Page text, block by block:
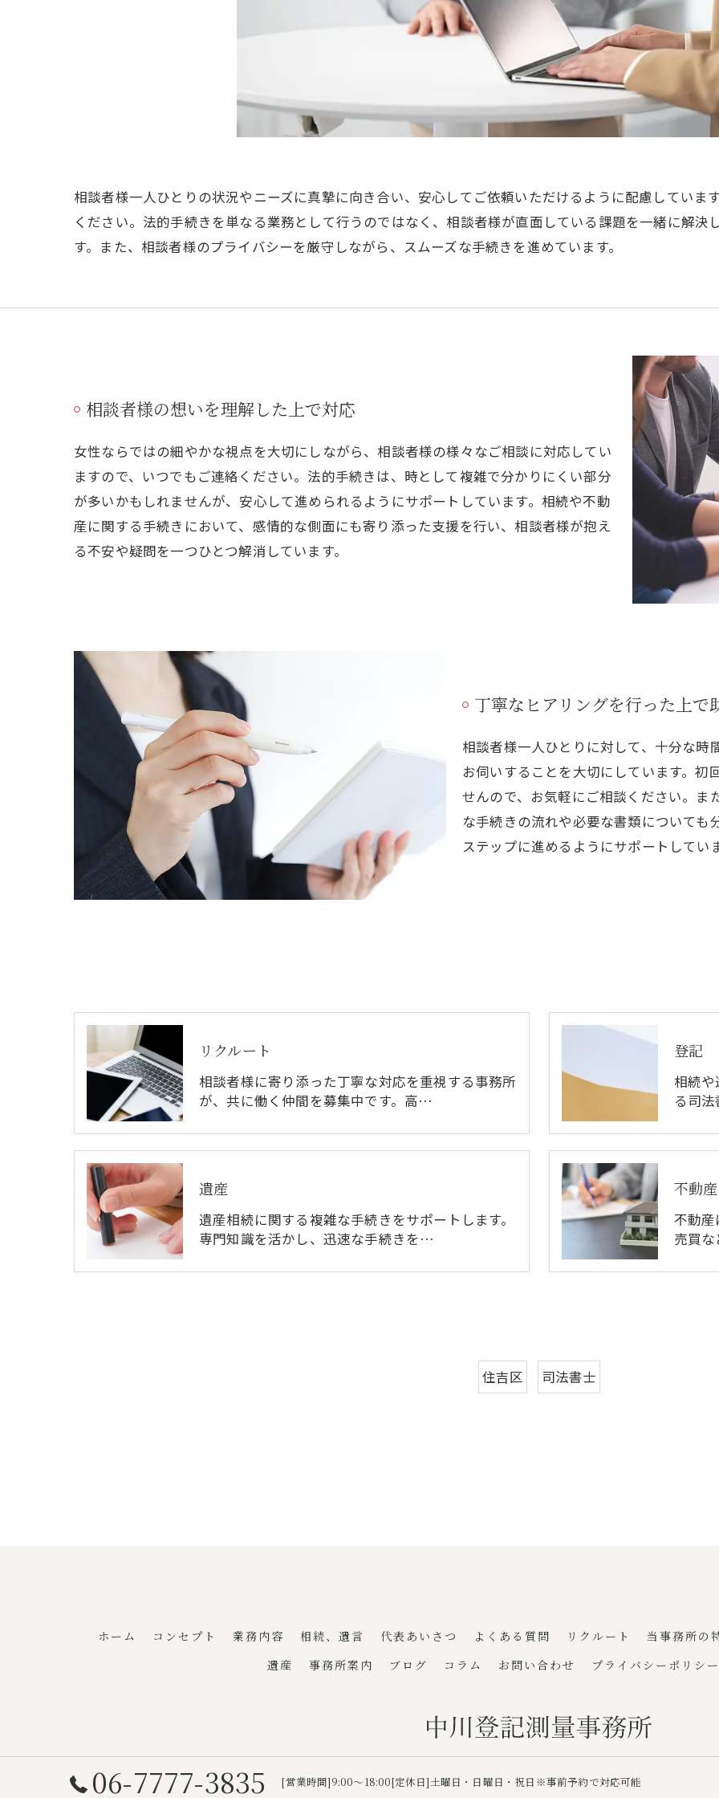
相談者様一人ひとりの状況やニーズに真摯に向き合い、安心してご依頼いただけるように配慮していま
ください。法的手続きを単なる業務として行うのではなく、相談者様が直面している課題を一緒に解
す。また、相談者様のプライバシーを厳守しながら、スムーズな手続きを進めています。
相談者様の想いを理解した上で対応
女性ならではの細やかな視点を大切にしながら、相談者様の様々なご相談に対応してい
ますので、いつでもご連絡ください。法的手続きは、時として複雑で分かりにくい部分
が多いかもしれませんが、安心して進められるようにサポートしています。相続や不動
産に関する手続きにおいて、感情的な側面にも寄り添った支援を行い、相談者様が抱え
る不安や疑問を一つひとつ解消しています。
丁寧なヒアリングを行った上で
相談者様一人ひとりに対して、十分な
お伺いすることを大切にしています。
せんので、お気軽にご相談ください。
な手続きの流れや必要な書類について
ステップに進めるようにサポートしてい
リクルート
相談者様に寄り添った丁寧な対応を重視する事務所
が、共に働く仲間を募集中です。高…
登記
相続
る司
遺産
遺産相続に関する複雑な手続きをサポートします。
専門知識を活かし、迅速な手続きを…
不動産
不動
売買
住吉区 司法書士
06-7777-3835 [営業時間]9:00～18:00[定休日]土曜日・日曜日・祝日※事前予約で対応可能
ホーム コンセプト 業務内容 相続、遺言 代表あいさつ よくある質問 リクルート
当事務所の
遺産
事務所案内 ブログ コラム お問い合わせ プライバシーポリシー
© 2026 大阪府住吉区の司法書士なら中川登記測量事務所 ALL RIGHTS